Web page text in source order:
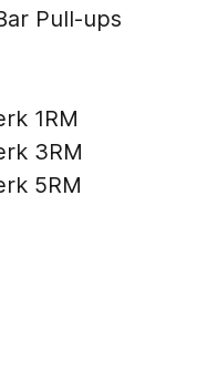
Pull-ups
1RM
3RM
5RM